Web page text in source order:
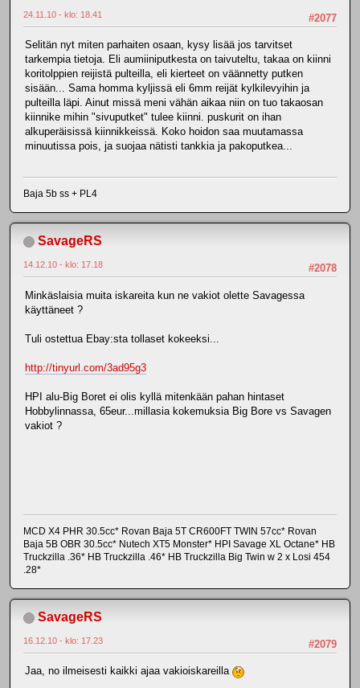
#2077
24.11.10 - klo: 18.41
Selitän nyt miten parhaiten osaan, kysy lisää jos tarvitset
tarkempia tietoja. Eli aumiiniputkesta on taivuteltu, takaa on kiinni
koritolppien reijistä pulteilla, eli kierteet on väännetty putken
sisään... Sama homma kyljissä eli 6mm reijät kylkilevyihin ja
pulteilla läpi. Ainut missä meni vähän aikaa niin on tuo takaosan
kiinnike mihin "sivuputket" tulee kiinni. puskurit on ihan
alkuperäisissä kiinnikkeissä. Koko hoidon saa muutamassa
minuutissa pois, ja suojaa nätisti tankkia ja pakoputkea...
Baja 5b ss + PL4
SavageRS
#2078
14.12.10 - klo: 17.18
Minkäslaisia muita iskareita kun ne vakiot olette Savagessa
käyttäneet ?
Tuli ostettua Ebay:sta tollaset kokeeksi...
http://tinyurl.com/3ad95g3
HPI alu-Big Boret ei olis kyllä mitenkään pahan hintaset
Hobbylinnassa, 65eur...millasia kokemuksia Big Bore vs Savagen
vakiot ?
MCD X4 PHR 30.5cc* Rovan Baja 5T CR600FT TWIN 57cc* Rovan
Baja 5B OBR 30.5cc* Nutech XT5 Monster* HPI Savage XL Octane* HB
Truckzilla .36* HB Truckzilla .46* HB Truckzilla Big Twin w 2 x Losi 454
.28*
SavageRS
#2079
16.12.10 - klo: 17.23
Jaa, no ilmeisesti kaikki ajaa vakioiskareilla